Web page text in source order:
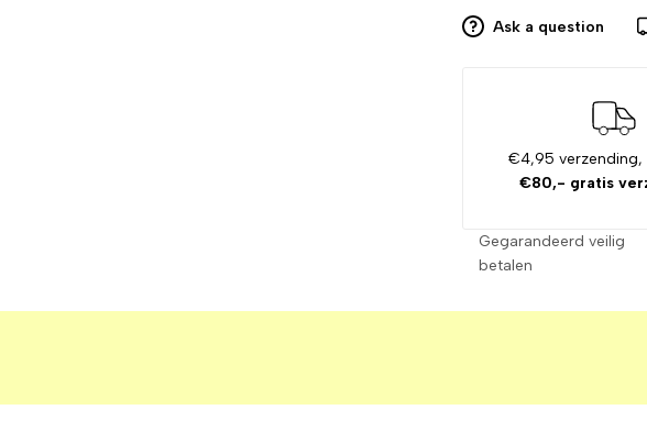
Ask a question
€4,95 verzending,
€80,- gratis
Gegarandeerd veilig
betalen